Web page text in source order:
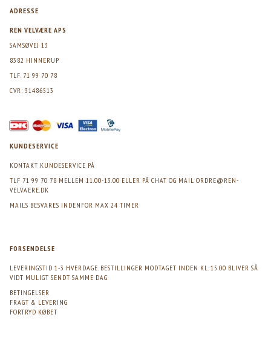
ADRESSE
REN VELVÆRE APS
SAMSØVEJ 13
8382 HINNERUP
TLF. 71 99 70 78
CVR: 31486513
KUNDESERVICE
KONTAKT KUNDESERVICE PÅ
TLF 71 99 70 78 MELLEM 11.00-13.00 ELLER PÅ CHAT OG MAIL ORDRE@REN-
VELVAERE.DK
MAILS BESVARES INDENFOR MAX 24 TIMER
FORSENDELSE
LEVERINGSTID 1-3 HVERDAGE. BESTILLINGER MODTAGET INDEN KL. 15.00 BLIVER SÅ
VIDT MULIGT SENDT SAMME DAG
BETINGELSER
FRAGT & LEVERING
FORTRYD KØBET